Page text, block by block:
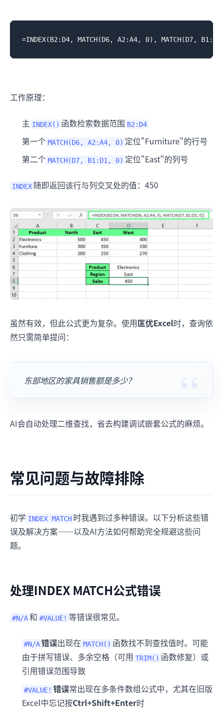
工作原理：
主 INDEX() 函数检索数据范围 B2:D4
第一个 MATCH(D6, A2:A4, 0) 定位"Furniture"的行号
第二个 MATCH(D7, B1:D1, 0) 定位"East"的列号
INDEX 随即返回该行与列交叉处的值：450
虽然有效，但此公式更为复杂。使用匡优Excel时，查询依
然只需简单提问：
东部地区的家具销售额是多少？
AI会自动处理二维查找，省去构建调试嵌套公式的麻烦。
常见问题与故障排除
初学 INDEX MATCH 时我遇到过多种错误。以下分析这些错
误及解决方案——以及AI方法如何帮助完全规避这些问
题。
处理INDEX MATCH公式错误
#N/A 和 #VALUE! 等错误很常见。
#N/A 错误出现在 MATCH() 函数找不到查找值时。可能
由于拼写错误、多余空格（可用 TRIM() 函数修复）或
引用错误范围导致
#VALUE! 错误常出现在多条件数组公式中，尤其在旧版
Excel中忘记按Ctrl+Shift+Enter时